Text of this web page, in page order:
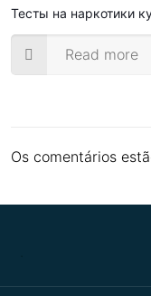
Тесты на наркотики
Read more
Os comentários